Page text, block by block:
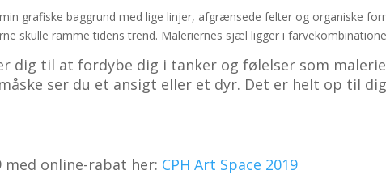
grafiske baggrund med lige linjer, afgrænsede felter og organiske
skulle ramme tidens trend. Maleriernes sjæl ligger i
dig til at fordybe dig i tanker og følelser som
ser du et ansigt eller et dyr. Det er helt op til
med online-rabat her: CPH Art Space 2019